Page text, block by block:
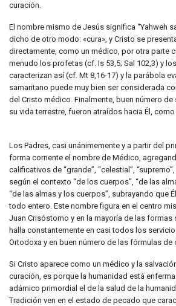
curación.
El nombre mismo de Jesús significa “Yahweh
dicho de otro modo: «cura», y Cristo se
directamente, como un médico, por otra parte
menudo los profetas (cf. Is 53,5; Sal 102,3) y
caracterizan así (cf. Mt 8,16-17) y la parábola
samaritano puede muy bien ser considerada
del Cristo médico. Finalmente, buen número
su vida terrestre, fueron atraídos hacia Él,
Los Padres, casi unánimemente y a partir del
forma corriente el nombre de Médico,
calificativos de “grande”, “celestial”,
según el contexto “de los cuerpos”, “de las
“de las almas y los cuerpos”, subrayando que
todo entero. Este nombre figura en el centro
Juan Crisóstomo y en la mayoría de las formas
halla constantemente en casi todos los
Ortodoxa y en buen número de las fórmulas de
Si Cristo aparece como un médico y la
curación, es porque la humanidad está
adámico primordial el de la salud de la
Tradición ven en el estado de pecado que